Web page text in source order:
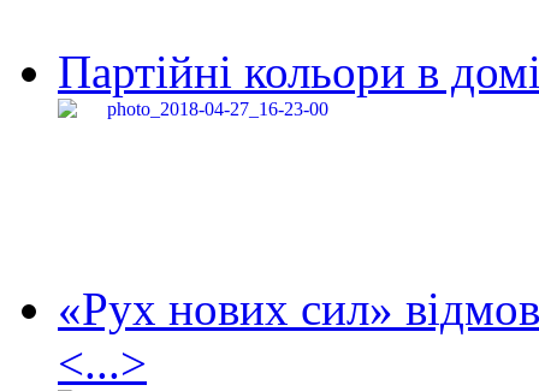
Партійні кольори в
«Рух нових сил»
<...>